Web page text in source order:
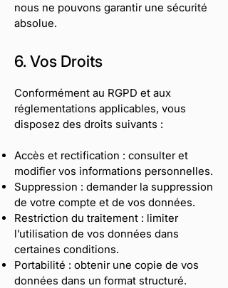
nous ne pouvons garantir une sécurité
absolue.
6. Vos Droits
Conformément au RGPD et aux
réglementations applicables, vous
disposez des droits suivants :
Accès et rectification : consulter et
modifier vos informations personnelles.
Suppression : demander la suppression
de votre compte et de vos données.
Restriction du traitement : limiter
l’utilisation de vos données dans
certaines conditions.
Portabilité : obtenir une copie de vos
données dans un format structuré.